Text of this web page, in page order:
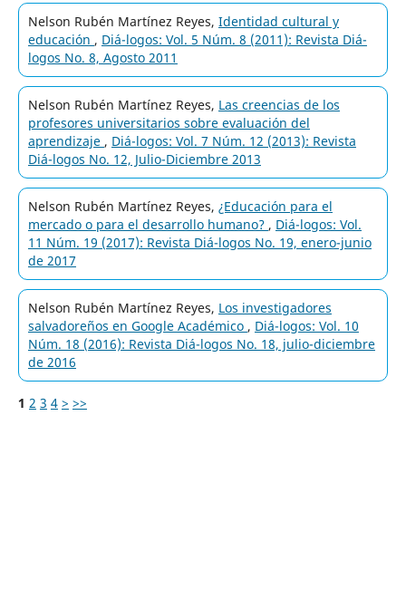
Nelson Rubén Martínez Reyes, Identidad cultural y
educación , Diá-logos: Vol. 5 Núm. 8 (2011): Revista Diá-
logos No. 8, Agosto 2011
Nelson Rubén Martínez Reyes, Las creencias de los
profesores universitarios sobre evaluación del
aprendizaje , Diá-logos: Vol. 7 Núm. 12 (2013): Revista
Diá-logos No. 12, Julio-Diciembre 2013
Nelson Rubén Martínez Reyes, ¿Educación para el
mercado o para el desarrollo humano? , Diá-logos: Vol.
11 Núm. 19 (2017): Revista Diá-logos No. 19, enero-junio
de 2017
Nelson Rubén Martínez Reyes, Los investigadores
salvadoreños en Google Académico , Diá-logos: Vol. 10
Núm. 18 (2016): Revista Diá-logos No. 18, julio-diciembre
de 2016
1 2 3 4 > >>